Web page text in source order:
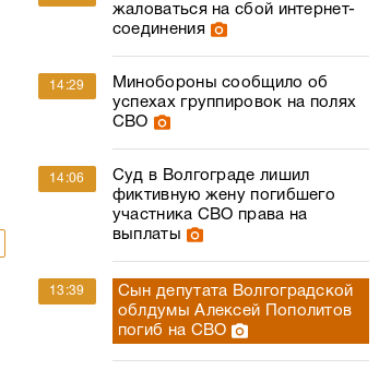
жаловаться на сбой интернет-
соединения
14:29
Минобороны сообщило об
успехах группировок на полях
СВО
14:06
Суд в Волгограде лишил
фиктивную жену погибшего
участника СВО права на
выплаты
13:39
Сын депутата Волгоградской
облдумы Алексей Пополитов
погиб на СВО